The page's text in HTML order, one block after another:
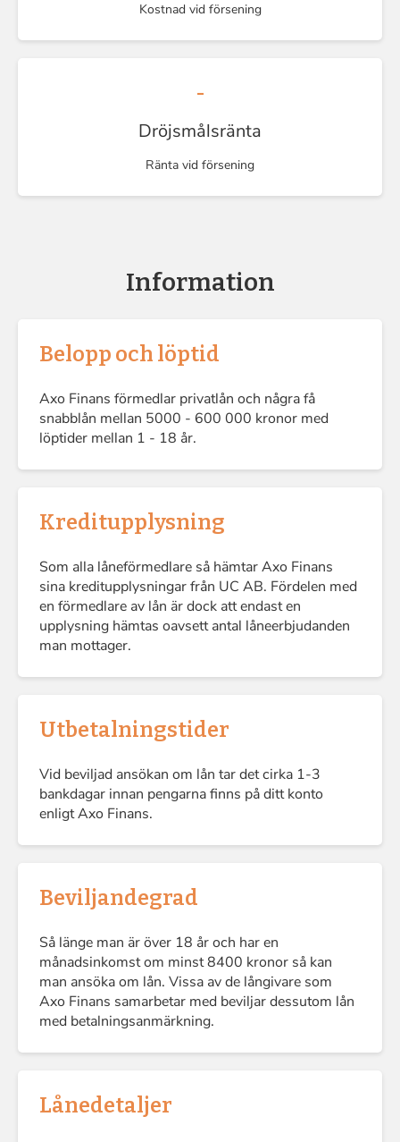
Kostnad vid försening
-
Dröjsmålsränta
Ränta vid försening
Information
Belopp och löptid
Axo Finans förmedlar privatlån och några få
snabblån mellan 5000 - 600 000 kronor med
löptider mellan 1 - 18 år.
Kreditupplysning
Som alla låneförmedlare så hämtar Axo Finans
sina kreditupplysningar från UC AB. Fördelen med
en förmedlare av lån är dock att endast en
upplysning hämtas oavsett antal låneerbjudanden
man mottager.
Utbetalningstider
Vid beviljad ansökan om lån tar det cirka 1-3
bankdagar innan pengarna finns på ditt konto
enligt Axo Finans.
Beviljandegrad
Så länge man är över 18 år och har en
månadsinkomst om minst 8400 kronor så kan
man ansöka om lån. Vissa av de långivare som
Axo Finans samarbetar med beviljar dessutom lån
med betalningsanmärkning.
Lånedetaljer